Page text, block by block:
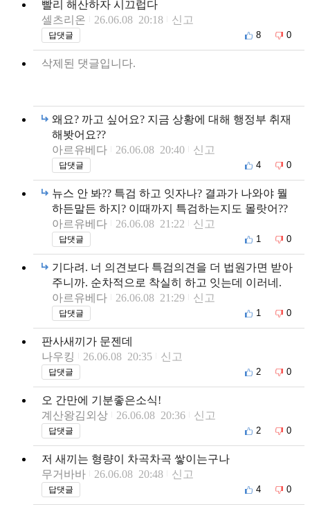
빨리 해산하자 시끄럽다
셀츠리온
26.06.08 20:18 신고
답댓글 8 0
삭제된 댓글입니다.
왜요? 까고 싶어요? 지금 상황에 대해 행정부 취재
해봣어요??
아르유베다
26.06.08 20:40 신고
답댓글 4 0
뉴스 안 봐?? 특검 하고 잇자나? 결과가 나와야 뭘
하든말든 하지? 이때까지 특검하는지도 몰랏어??
아르유베다
26.06.08 21:22 신고
답댓글 1 0
기다려. 너 의견보다 특검의견을 더 법원가면 받아
주니까. 순차적으로 착실히 하고 잇는데 이러네.
아르유베다
26.06.08 21:29 신고
답댓글 1 0
판사새끼가 문젠데
나우킹
26.06.08 20:35 신고
답댓글 2 0
오 간만에 기분좋은소식!
계산왕김외상
26.06.08 20:36 신고
답댓글 2 0
저 새끼는 형량이 차곡차곡 쌓이는구나
무거바바
26.06.08 20:48 신고
답댓글 4 0